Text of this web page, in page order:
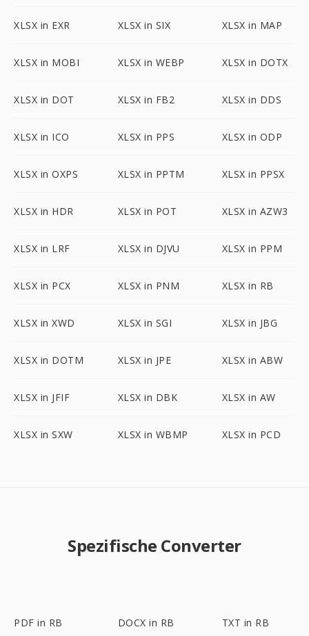
XLSX in EXR XLSX in SIX XLSX in MAP
XLSX in MOBI XLSX in WEBP XLSX in DOTX
XLSX in DOT XLSX in FB2 XLSX in DDS
XLSX in ICO XLSX in PPS XLSX in ODP
XLSX in OXPS XLSX in PPTM XLSX in PPSX
XLSX in HDR XLSX in POT XLSX in AZW3
XLSX in LRF XLSX in DJVU XLSX in PPM
XLSX in PCX XLSX in PNM XLSX in RB
XLSX in XWD XLSX in SGI XLSX in JBG
XLSX in DOTM XLSX in JPE XLSX in ABW
XLSX in JFIF XLSX in DBK XLSX in AW
XLSX in SXW XLSX in WBMP XLSX in PCD
Spezifische Converter
PDF in RB DOCX in RB TXT in RB